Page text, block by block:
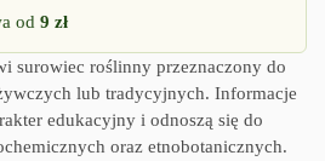
od 9 zł
surowiec roślinny przeznaczony do
lub tradycyjnych. Informacje
edukacyjny i odnoszą się do
oraz etnobotanicznych.